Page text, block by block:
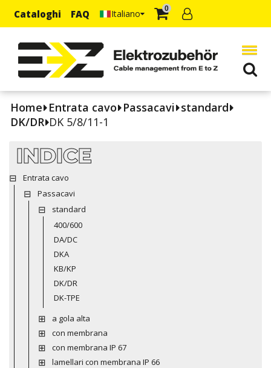
Cataloghi FAQ Italiano 0
Home Entrata cavo Passacavi standard
DK/DR DK 5/8/11-1
INDICE
Entrata cavo
Passacavi
standard
400/600
DA/DC
DKA
KB/KP
DK/DR
DK-TPE
a gola alta
con membrana
con membrana IP 67
lamellari con membrana IP 66